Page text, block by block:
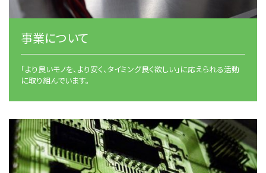
事業について
「より良いモノを、より安く、タイミング良く欲しい」に応えられる活動
に取り組んでいます。